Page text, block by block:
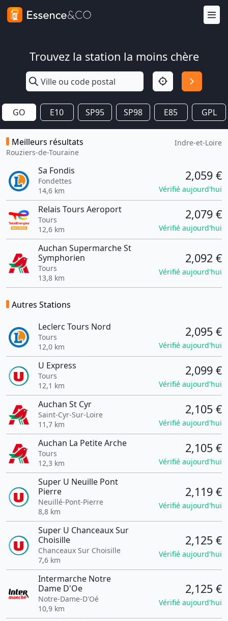
Trouvez la station la moins chère
GO E10 SP95 SP98 E85 GPL
Meilleurs résultats
Rouziers-de-Touraine
Indre-et-Loire
Sa Fondis
Fondettes
14,6 km
2,059 €
Vérifié aujourd'hui
Relais Tours Aeroport
Tours
12,6 km
2,079 €
Vérifié aujourd'hui
Auchan Supermarche St
Symphorien
Tours
13,8 km
2,092 €
Vérifié aujourd'hui
Autres Stations
Leclerc Tours Nord
Tours
12,0 km
2,095 €
Vérifié aujourd'hui
U Express
Tours
12,1 km
2,099 €
Vérifié aujourd'hui
Auchan St Cyr
Saint-Cyr-Sur-Loire
11,7 km
2,105 €
Vérifié aujourd'hui
Auchan La Petite Arche
Tours
12,3 km
2,105 €
Vérifié aujourd'hui
Super U Neuille Pont
Pierre
Neuillé-Pont-Pierre
8,8 km
2,119 €
Vérifié aujourd'hui
Super U Chanceaux Sur
Choisille
Chanceaux Sur Choisille
7,6 km
2,125 €
Vérifié aujourd'hui
Intermarche Notre
Dame D'Oe
Notre-Dame-D'Oé
10,9 km
2,125 €
Vérifié aujourd'hui